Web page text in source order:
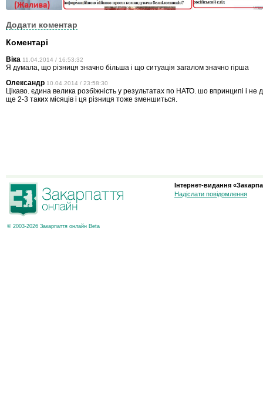
Додати коментар
Коментарі
Віка 11.04.2014 / 16:53:32
Я думала, що різниця значно більша і що ситуація загалом значно гірша
Олександр 10.04.2014 / 23:58:30
Цікаво. єдина велика розбіжність у результатах по НАТО. шо впринципі і
ще 2-3 таких місяців і ця різниця тоже зменшиться.
© 2003-2026 Закарпаття онлайн Beta
Інтернет-видання
Надіслати повідомлення